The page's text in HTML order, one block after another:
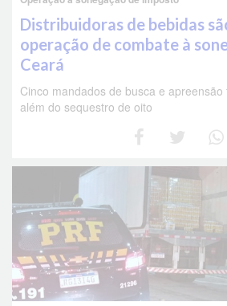
Distribuidoras de bebidas
operação de combate à
Ceará
Cinco mandados de busca e
além do sequestro de oito